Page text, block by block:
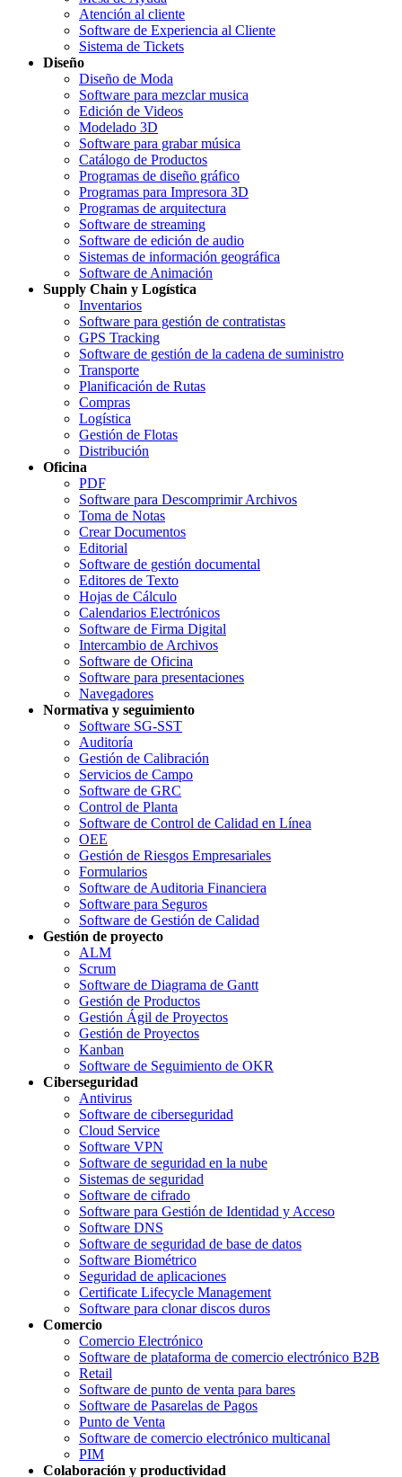
Atención al cliente
Software de Experiencia al Cliente
Sistema de Tickets
Diseño
Diseño de Moda
Software para mezclar musica
Edición de Videos
Modelado 3D
Software para grabar música
Catálogo de Productos
Programas de diseño gráfico
Programas para Impresora 3D
Programas de arquitectura
Software de streaming
Software de edición de audio
Sistemas de información geográfica
Software de Animación
Supply Chain y Logística
Inventarios
Software para gestión de contratistas
GPS Tracking
Software de gestión de la cadena de suministro
Transporte
Planificación de Rutas
Compras
Logística
Gestión de Flotas
Distribución
Oficina
PDF
Software para Descomprimir Archivos
Toma de Notas
Crear Documentos
Editorial
Software de gestión documental
Editores de Texto
Hojas de Cálculo
Calendarios Electrónicos
Software de Firma Digital
Intercambio de Archivos
Software de Oficina
Software para presentaciones
Navegadores
Normativa y seguimiento
Software SG-SST
Auditoría
Gestión de Calibración
Servicios de Campo
Software de GRC
Control de Planta
Software de Control de Calidad en Línea
OEE
Gestión de Riesgos Empresariales
Formularios
Software de Auditoria Financiera
Software para Seguros
Software de Gestión de Calidad
Gestión de proyecto
ALM
Scrum
Software de Diagrama de Gantt
Gestión de Productos
Gestión Ágil de Proyectos
Gestión de Proyectos
Kanban
Software de Seguimiento de OKR
Ciberseguridad
Antivirus
Software de ciberseguridad
Cloud Service
Software VPN
Software de seguridad en la nube
Sistemas de seguridad
Software de cifrado
Software para Gestión de Identidad y Acceso
Software DNS
Software de seguridad de base de datos
Software Biométrico
Seguridad de aplicaciones
Certificate Lifecycle Management
Software para clonar discos duros
Comercio
Comercio Electrónico
Software de plataforma de comercio electrónico B2B
Retail
Software de punto de venta para bares
Software de Pasarelas de Pagos
Punto de Venta
Software de comercio electrónico multicanal
PIM
Colaboración y productividad